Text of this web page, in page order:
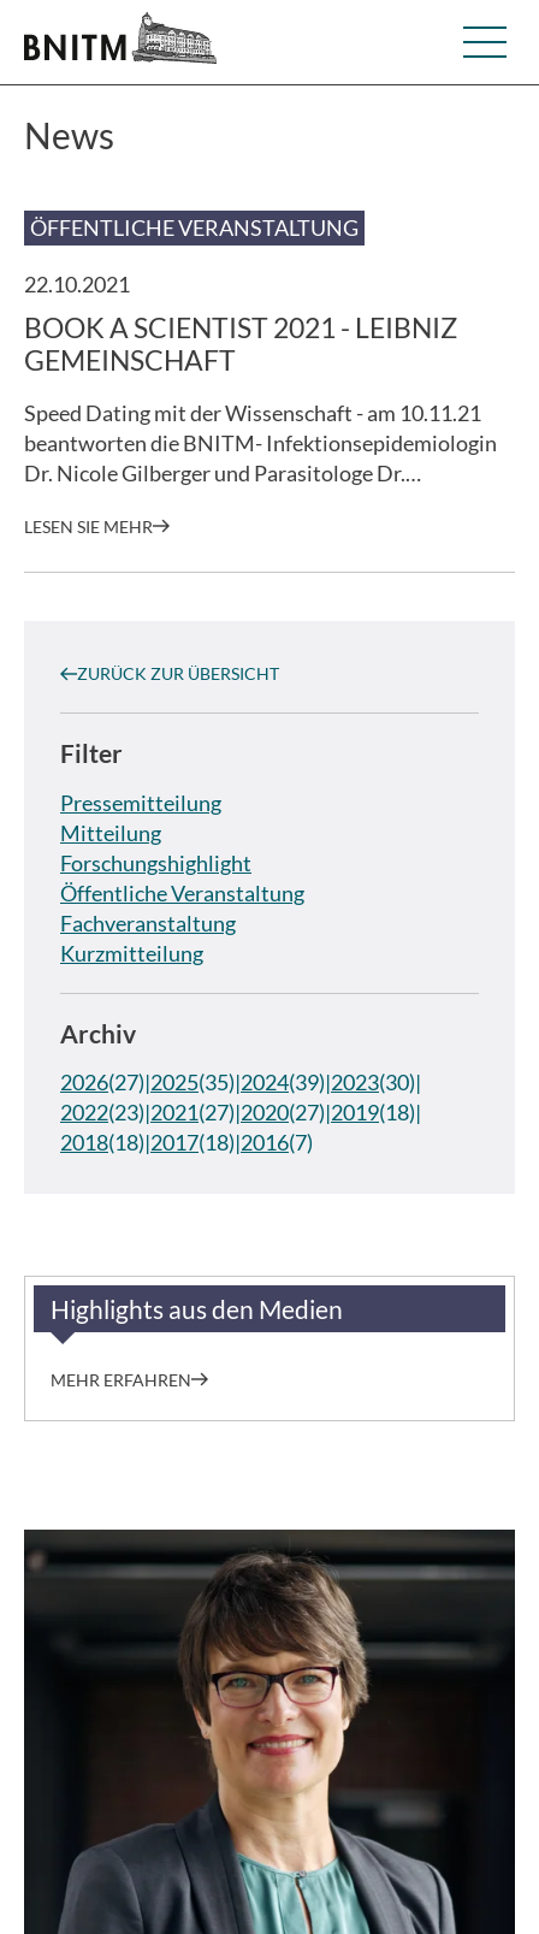
News
ÖFFENTLICHE VERANSTALTUNG
22.10.2021
BOOK A SCIENTIST 2021 - LEIBNIZ
GEMEINSCHAFT
Speed Dating mit der Wissenschaft - am 10.11.21
beantworten die BNITM- Infektionsepidemiologin
Dr. Nicole Gilberger und Parasitologe Dr.…
LESEN SIE MEHR
ZURÜCK ZUR ÜBERSICHT
Filter
Pressemitteilung
Mitteilung
Forschungshighlight
Öffentliche Veranstaltung
Fachveranstaltung
Kurzmitteilung
Archiv
2026(27) 2025(35) 2024(39) 2023(30)
2022(23) 2021(27) 2020(27) 2019(18)
2018(18) 2017(18) 2016(7)
Highlights aus den Medien
MEHR ERFAHREN